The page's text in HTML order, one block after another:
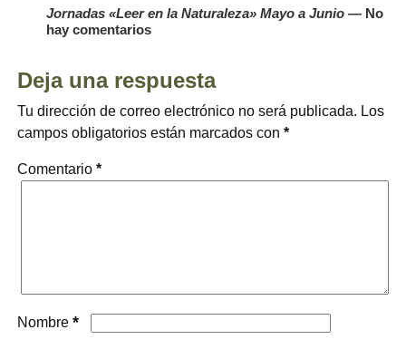
Jornadas «Leer en la Naturaleza» Mayo a Junio— No
hay comentarios
Deja una respuesta
Tu dirección de correo electrónico no será publicada. Los
campos obligatorios están marcados con *
Comentario *
Nombre *